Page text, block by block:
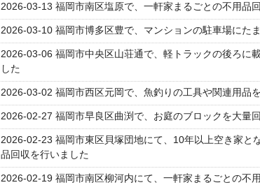
2026-03-13 福岡市南区塩原で、一軒家まるごとの不用品
2026-03-10 福岡市博多区豊で、マンションの駐車場にた
2026-03-06 福岡市中央区山荘通で、軽トラックの後ろに
した
2026-03-02 福岡市西区元岡で、魚釣りの工具や関連用品
2026-02-27 福岡市早良区曲渕で、お庭のブロックを大量
2026-02-23 福岡市東区貝塚団地にて、10年以上空き家と
品回収を行いました
2026-02-19 福岡市南区柳河内にて、一軒家まるごとの不